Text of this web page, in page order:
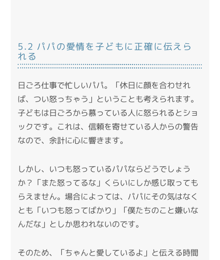
5.2 パパの愛情を子どもに正確に伝えら
れる
日ごろ仕事で忙しいパパ。「休日に顔を合わせれ
ば、つい怒っちゃう」ということも考えられます。
子どもは日ごろから慕っている人に怒られるとショ
ックです。これは、信頼を寄せている人からの警告
なので、余計に心に響きます。
しかし、いつも怒っているパパならどうでしょう
か？「また怒ってるな」くらいにしか感じ取っても
らえません。場合によっては、パパにその気はなく
とも「いつも怒ってばかり」「僕たちのこと嫌いな
んだな」としか思われないのです。
そのため、「ちゃんと愛しているよ」と伝える時間